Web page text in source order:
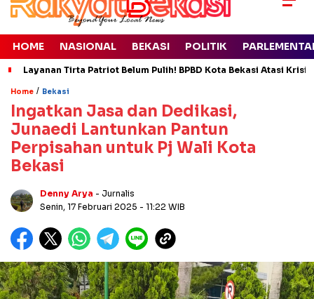
HOME NASIONAL BEKASI POLITIK
Layanan Tirta Patriot Belum Pulih! BPBD Kota Bekasi Atasi
Home / Bekasi
Ingatkan Jasa dan Dedikasi,
Junaedi Lantunkan Pantun
Perpisahan untuk Pj Wali Kota
Bekasi
Denny Arya - Jurnalis
Senin, 17 Februari 2025 - 11:22 WIB